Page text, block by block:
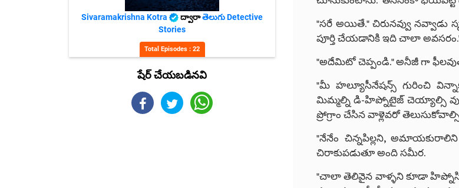
Sivaramakrishna Kotra ద్వారాతెలుగు Detective
Stories
Total Episodes : 22
షేర్ చేయబడినవి
"సరే అయితే." చిరునవ్వు నవ్వాడు
పూర్తి చేయడానికి ఇది చాలా
"అదేమిటో చెప్పండి." అనీజీ గా
"మీ హల్యూసీనేషన్స్ గురించి
మిమ్మల్ని డి-హిప్నోటైజ్ చెయ్యాల్సి
ప్రోగ్రాం చేసిన వాళ్లెవరో
"నేనేం చిన్నపిల్లని,
చిరాకుపడుతూ అంది సమీర.
"చాలా తెలివైన వాళ్ళని కూడా హిప్నోసిస్